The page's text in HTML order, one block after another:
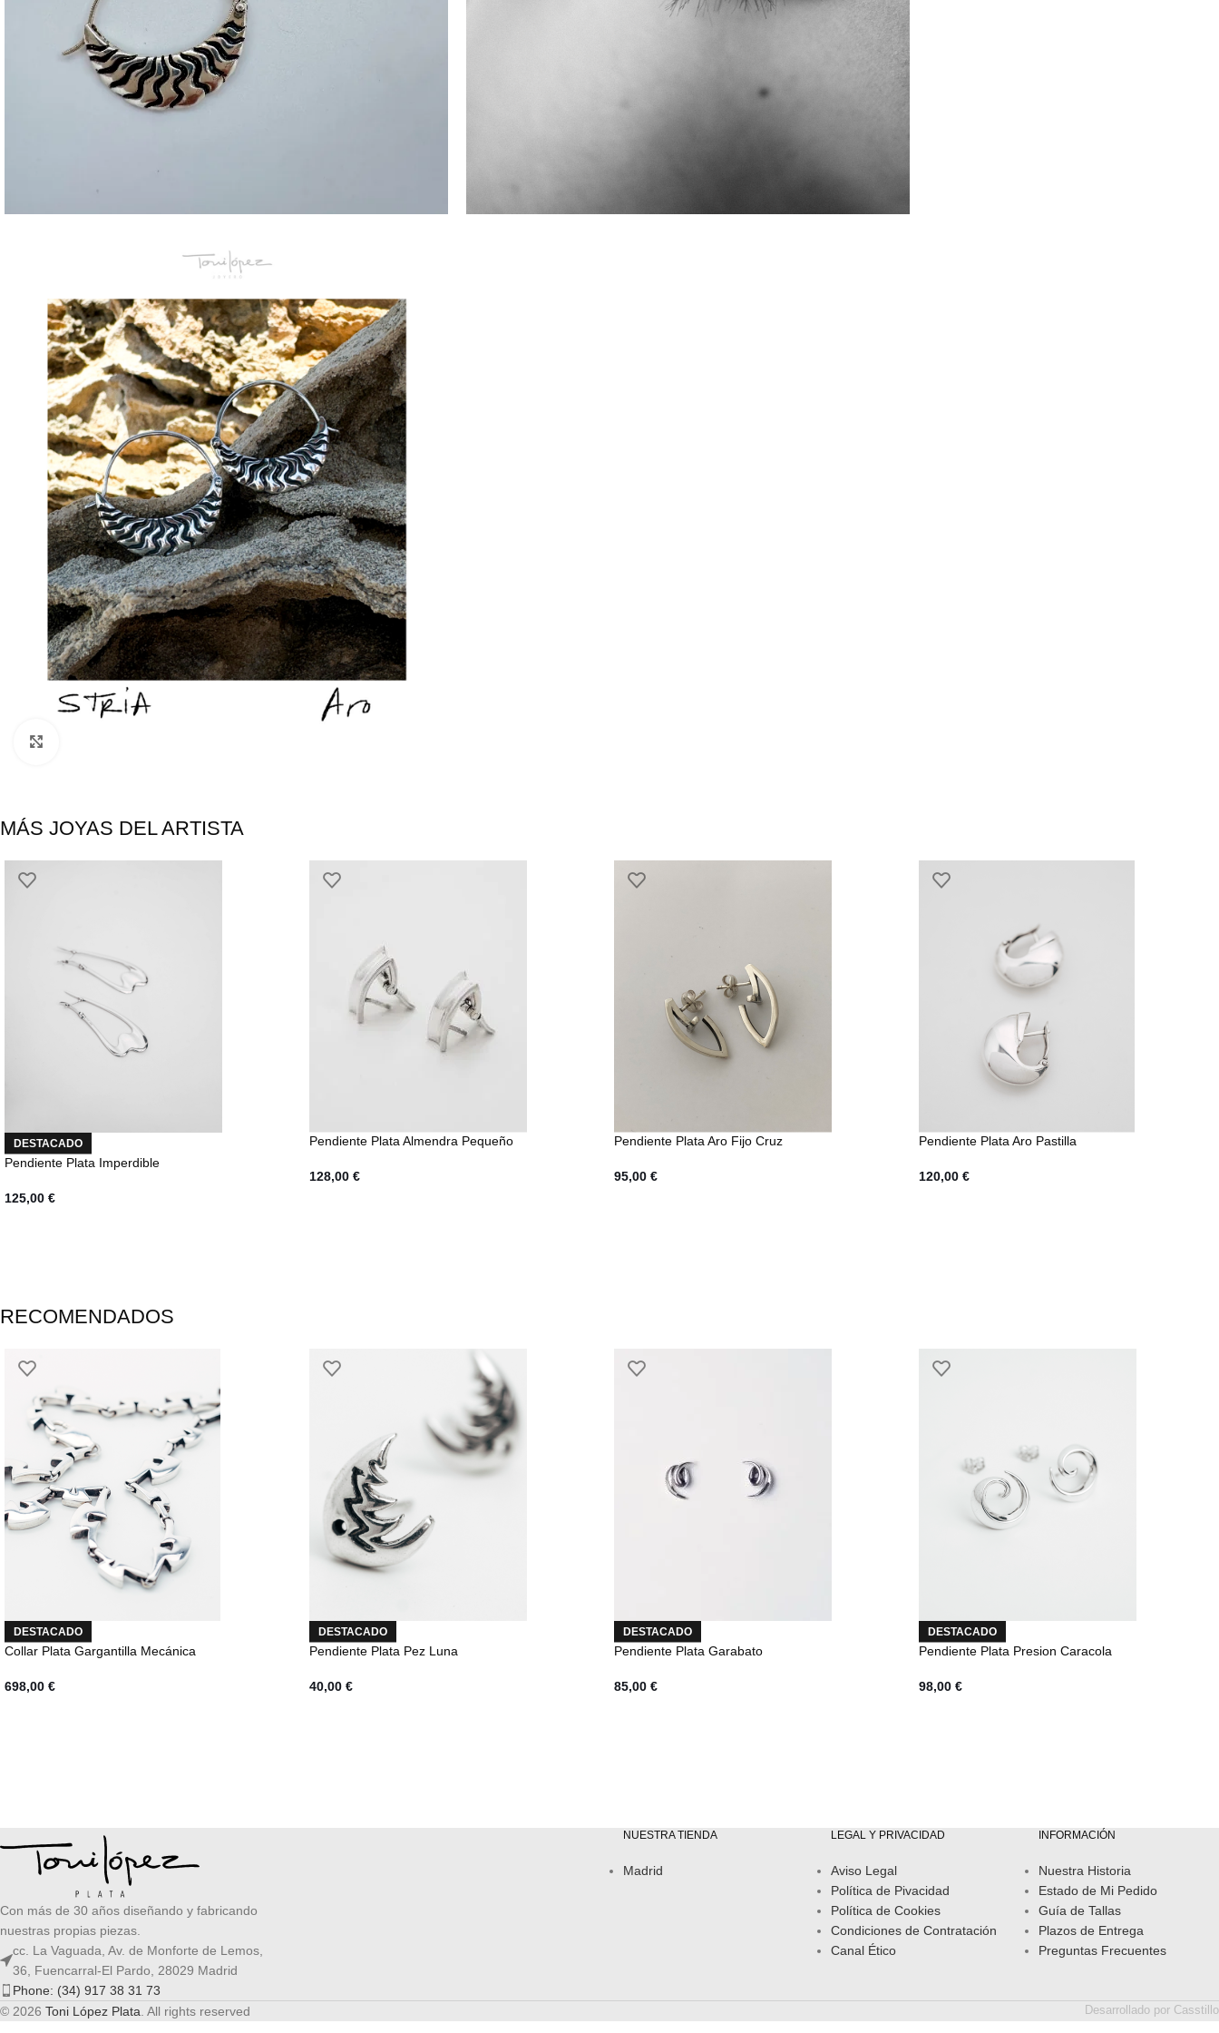
MÁS JOYAS DEL ARTISTA
DESTACADO
Pendiente Plata Imperdible
125,00 €
Pendiente Plata Almendra Pequeño
128,00 €
Pendiente Plata Aro Fijo Cruz
95,00 €
Pendiente Plata Aro Pastilla
120,00 €
RECOMENDADOS
DESTACADO
Collar Plata Gargantilla Mecánica
698,00 €
DESTACADO
Pendiente Plata Pez Luna
40,00 €
DESTACADO
Pendiente Plata Garabato
85,00 €
DESTACADO
Pendiente Plata Presion Caracola
98,00 €
Con más de 30 años diseñando y fabricando
nuestras propias piezas.
cc. La Vaguada, Av. de Monforte de Lemos,
36, Fuencarral-El Pardo, 28029 Madrid
Phone: (34) 917 38 31 73
NUESTRA TIENDA
Madrid
LEGAL Y PRIVACIDAD
Aviso Legal
Política de Pivacidad
Política de Cookies
Condiciones de Contratación
Canal Ético
INFORMACIÓN
Nuestra Historia
Estado de Mi Pedido
Guía de Tallas
Plazos de Entrega
Preguntas Frecuentes
© 2026 Toni López Plata . All rights reserved Desarrollado por Casstillo